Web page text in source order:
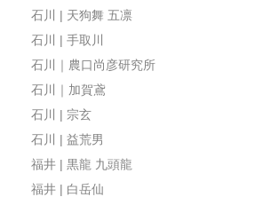
石川 | 天狗舞 五凛
石川 | 手取川
石川｜農口尚彦研究所
石川｜加賀鳶
石川 | 宗玄
石川 | 益荒男
福井 | 黒龍 九頭龍
福井 | 白岳仙